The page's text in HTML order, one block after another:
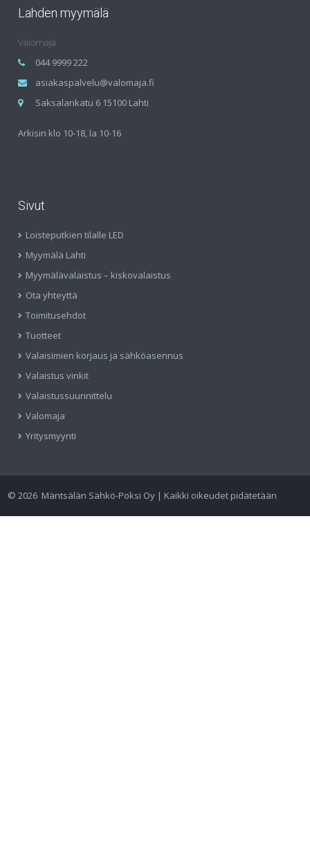
Lahden myymälä
Valomaja
044 9999 222
asiakaspalvelu@valomaja.fi
Saksalankatu 6 15100 Lahti
Arkisin klo 10-18, la 10-16
Sivut
Loisteputkien tilalle LED
Myymälä Lahti
Myymälävalaistus – kiskovalaistus
Ota yhteyttä
Toimitusehdot
Tuotteet
Valaisimien korjaus ja sähköasennus
Valaistus vinkit
Valaistussuunnittelu
Valomaja
Yritysmyynti
©2026 Mäntsälän Sähkö-Poksi Oy | Kaikki oikeudet pidätetään